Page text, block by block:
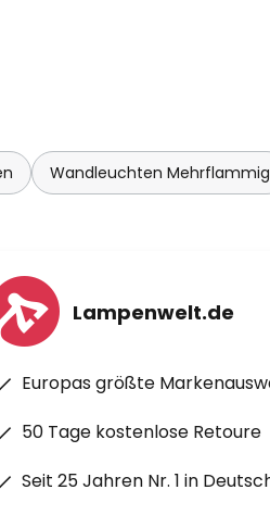
Wandleuchten Mehrflammig
Lampenwelt.de
Europas größte
50 Tage kostenlose Retoure
Seit 25 Jahren Nr. 1 in